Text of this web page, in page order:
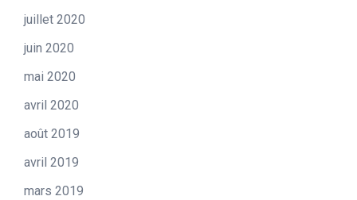
juillet 2020
juin 2020
mai 2020
avril 2020
août 2019
avril 2019
mars 2019